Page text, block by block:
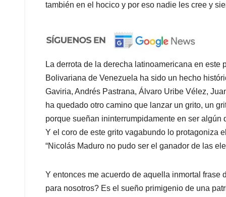
también en el hocico y por eso nadie les cree y
La derrota de la derecha latinoamericana en
Bolivariana de Venezuela ha sido un hecho
Gaviria, Andrés Pastrana, Álvaro Uribe Vélez,
ha quedado otro camino que lanzar un grito, un
porque sueñan ininterrumpidamente en ser
Y el coro de este grito vagabundo lo protagoniza
“Nicolás Maduro no pudo ser el ganador de las
Y entonces me acuerdo de aquella inmortal frase
para nosotros? Es el sueño primigenio de una